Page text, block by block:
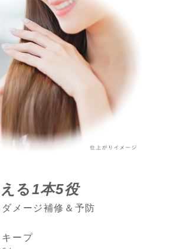
る1本5役
メージ補修＆予防
ープ